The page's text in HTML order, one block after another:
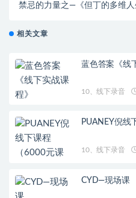
禁忌的力量之—《但丁的多维人
相关文章
蓝色答案《线
10、线下录音
PUANEY倪线
10、线下录音
CYD—现场课